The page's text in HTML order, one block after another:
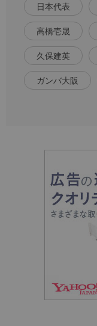
日本代表
高橋壱晟
久保建英
ガンバ大阪